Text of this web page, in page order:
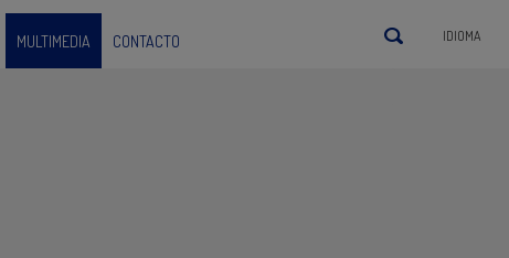
MULTIMEDIA CONTACTO IDIOMA